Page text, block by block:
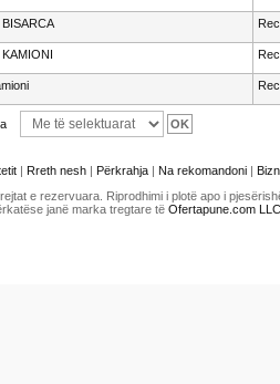
| Rreth nesh | Përkrahja | Na rekomandoni |
e rezervuara. Riprodhimi i plotë apo i
janë marka tregtare të Ofertapune.com LLC